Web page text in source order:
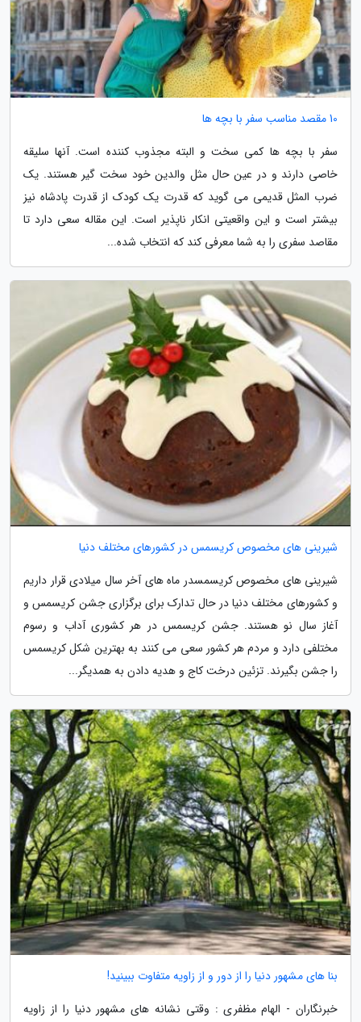
10 مقصد مناسب سفر با بچه ها
سفر با بچه ها کمی سخت و البته مجذوب کننده است. آنها سلیقه
خاصی دارند و در عین حال مثل والدین خود سخت گیر هستند. یک
ضرب المثل قدیمی می گوید که قدرت یک کودک از قدرت پادشاه نیز
بیشتر است و این واقعیتی انکار ناپذیر است. این مقاله سعی دارد تا
مقاصد سفری را به شما معرفی کند که انتخاب شده...
شیرینی های مخصوص کریسمس در کشورهای مختلف دنیا
شیرینی های مخصوص کریسمسدر ماه های آخر سال میلادی قرار داریم
و کشورهای مختلف دنیا در حال تدارک برای برگزاری جشن کریسمس و
آغاز سال نو هستند. جشن کریسمس در هر کشوری آداب و رسوم
مختلفی دارد و مردم هر کشور سعی می کنند به بهترین شکل کریسمس
را جشن بگیرند. تزئین درخت کاج و هدیه دادن به همدیگر...
بنا های مشهور دنیا را از دور و از زاویه متفاوت ببینید!
خبرنگاران - الهام مظفری : وقتی نشانه های مشهور دنیا را از زاویه